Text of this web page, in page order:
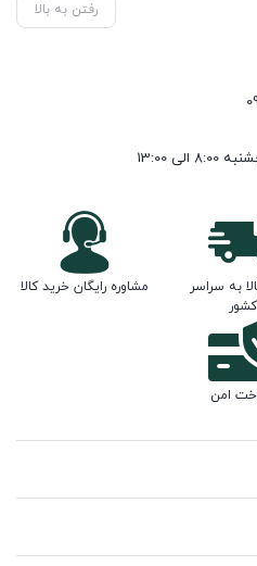
رفتن به بالا
به سراسر
کشور
مشاوره رایگان خرید کالا
امن